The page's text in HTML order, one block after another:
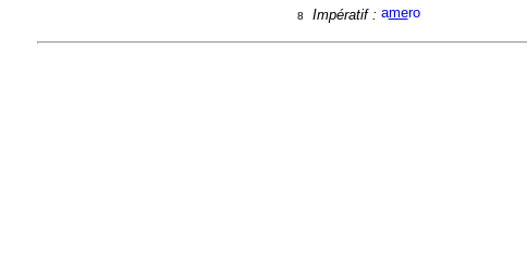
8 Impératif : amero